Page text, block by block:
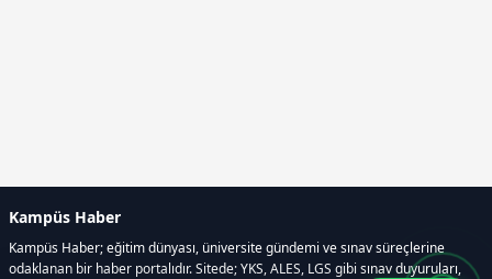
Kampüs Haber
Kampüs Haber; eğitim dünyası, üniversite gündemi ve sınav süreçlerine
odaklanan bir haber portalıdır. Sitede; YKS, ALES, LGS gibi sınav duyuruları,